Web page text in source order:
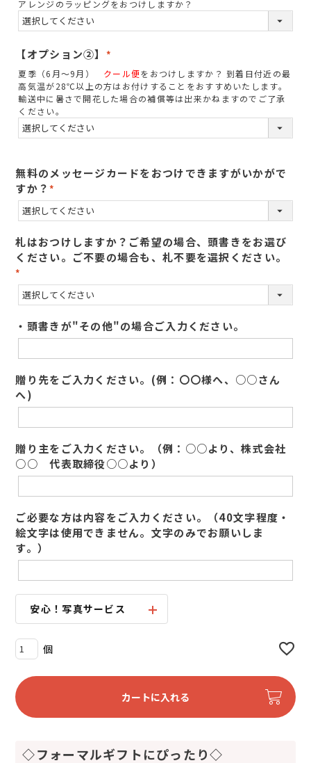
必
須
アレンジのラッピングをおつけしますか？
【オプション②】
(
必
須
)
夏季（6月～9月） クール便をおつけしますか？ 到着日付近の最
高気温が28℃以上の方はお付けすることをおすすめいたします。
輸送中に暑さで開花した場合の補償等は出来かねますのでご了承
ください。
無料のメッセージカードをおつけできますがいかがで
すか？
(
必
)
札はおつけしますか？ご希望の場合、頭書きをお選び
ください。ご不要の場合も、札不要を選択ください。
(
必
)
・頭書きが"その他"の場合ご入力ください。
贈り先をご入力ください。(例：〇〇様へ、○○さん
へ)
贈り主をご入力ください。（例：○○より、株式会社
○○ 代表取締役○○より）
ご必要な方は内容をご入力ください。（40文字程度・
絵文字は使用できません。文字のみでお願いしま
す。）
安心！写真サービス
カートに入れる
◇フォーマルギフトにぴったり◇